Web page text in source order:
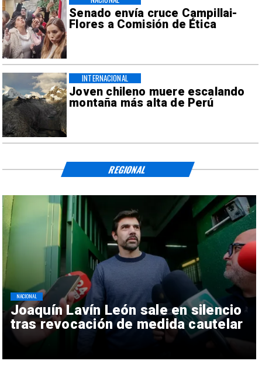
Senado envía cruce Campillai-
Flores a Comisión de Ética
Joven chileno muere escalando
montaña más alta de Perú
INTERNACIONAL
Joaquín Lavín León sale en silencio
tras revocación de medida cautelar
NACIONAL
REGIONAL